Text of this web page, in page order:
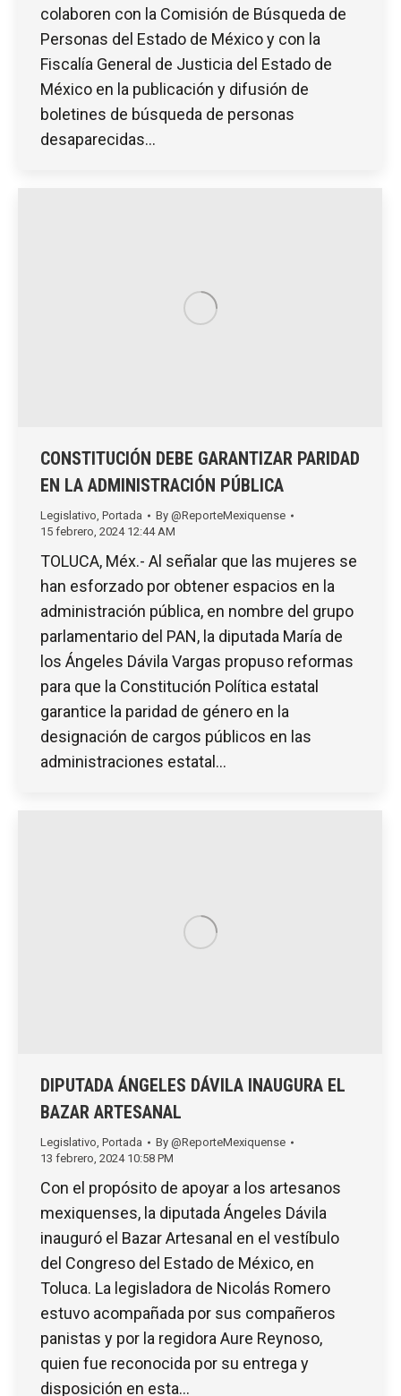
colaboren con la Comisión de Búsqueda de
Personas del Estado de México y con la
Fiscalía General de Justicia del Estado de
México en la publicación y difusión de
boletines de búsqueda de personas
desaparecidas…
CONSTITUCIÓN DEBE GARANTIZAR PARIDAD
EN LA ADMINISTRACIÓN PÚBLICA
Legislativo Portada By @ReporteMexiquense
15 febrero, 2024 12:44 AM
TOLUCA, Méx.- Al señalar que las mujeres se
han esforzado por obtener espacios en la
administración pública, en nombre del grupo
parlamentario del PAN, la diputada María de
los Ángeles Dávila Vargas propuso reformas
para que la Constitución Política estatal
garantice la paridad de género en la
designación de cargos públicos en las
administraciones estatal…
DIPUTADA ÁNGELES DÁVILA INAUGURA EL
BAZAR ARTESANAL
Legislativo Portada By @ReporteMexiquense
13 febrero, 2024 10:58 PM
Con el propósito de apoyar a los artesanos
mexiquenses, la diputada Ángeles Dávila
inauguró el Bazar Artesanal en el vestíbulo
del Congreso del Estado de México, en
Toluca. La legisladora de Nicolás Romero
estuvo acompañada por sus compañeros
panistas y por la regidora Aure Reynoso,
quien fue reconocida por su entrega y
disposición en esta…